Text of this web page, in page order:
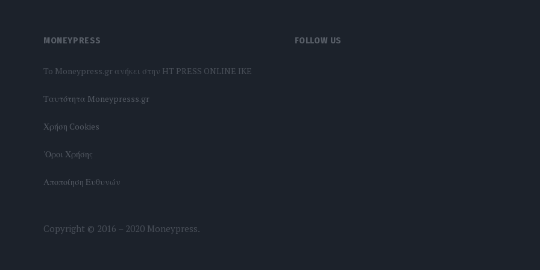
MONEYPRESS
To Moneypress.gr ανήκει στην HT PRESS ONLINE IKE
Tαυτότητα Moneypresss.gr
Χρήση Cookies
'Οροι Χρήσης
Αποποίηση Ευθυνών
FOLLOW US
Copyright © 2016 – 2020 Moneypress.